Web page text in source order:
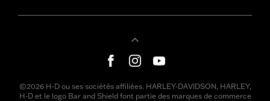
©2026 H-D ou ses sociétés affiliées. HARLEY-DAVIDSON, HARLEY,
H-D et le logo Bar and Shield font partie des marques de commerce